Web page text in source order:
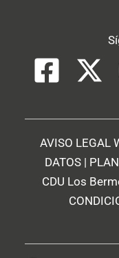
AVISO LEGAL
DATOS |
CDU Los